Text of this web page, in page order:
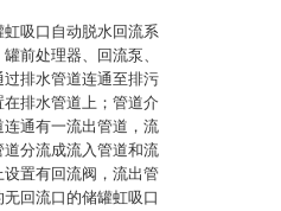
吸口自动脱水回流系
前处理器、回流泵、
排水管道连通至排污
排水管道上；管道介
通有一流出管道，流
分流成流入管道和流
置有回流阀，流出管
回流口的储罐虹吸口